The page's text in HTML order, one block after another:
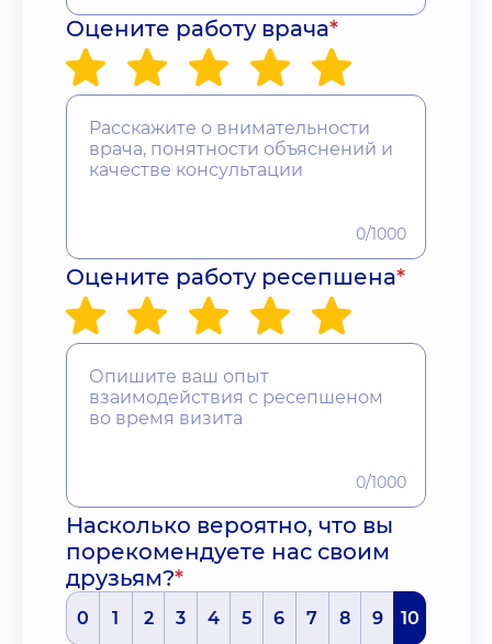
Оцените работу врача*
0/1000
Оцените работу ресепшена*
0/1000
Насколько вероятно, что вы
порекомендуете нас своим
друзьям?*
0 1 2 3 4 5 6 7 8 9 10